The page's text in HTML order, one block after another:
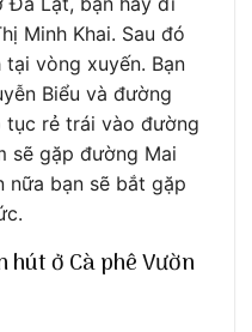
Minh Khai. Sau đó
vòng xuyến. Bạn
Biểu và đường
tục rẻ trái vào đường
sẽ gặp đường Mai
bạn sẽ bắt gặp
ở Cà phê Vườn